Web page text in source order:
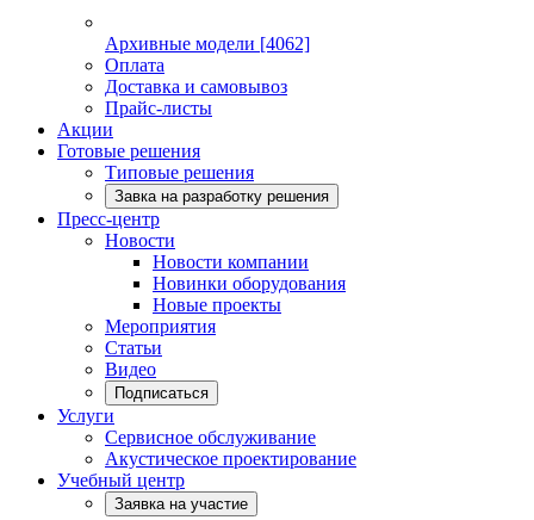
Архивные модели [4062]
Оплата
Доставка и самовывоз
Прайс-листы
Акции
Готовые решения
Типовые решения
Завка на разработку решения
Пресс-центр
Новости
Новости компании
Новинки оборудования
Новые проекты
Мероприятия
Статьи
Видео
Подписаться
Услуги
Сервисное обслуживание
Акустическое проектирование
Учебный центр
Заявка на участие